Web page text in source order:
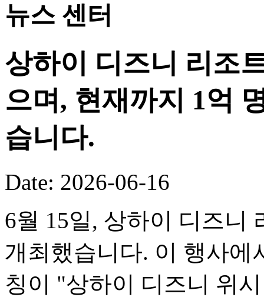
뉴스 센터
상하이 디즈니 리조
으며, 현재까지 1억
습니다.
Date: 2026-06-16
6월 15일, 상하이 디즈니
개최했습니다. 이 행사에
칭이 "상하이 디즈니 위시